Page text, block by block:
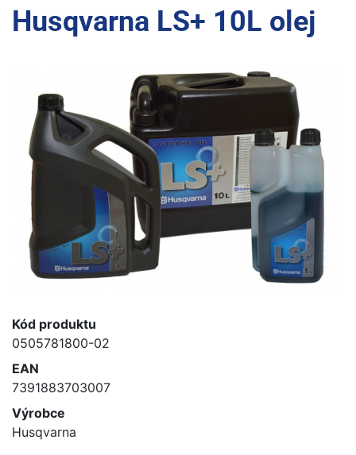
Husqvarna LS+ 10L olej
Kód produktu
0505781800-02
EAN
7391883703007
Výrobce
Husqvarna